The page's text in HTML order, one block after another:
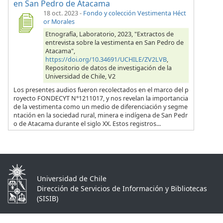
en San Pedro de Atacama
18 oct. 2023- Fondo y colección Vestimenta Héct
or Morales
Etnografía, Laboratorio, 2023, "Extractos de
entrevista sobre la vestimenta en San Pedro de
Atacama",
https://doi.org/10.34691/UCHILE/ZV2LVB,
Repositorio de datos de investigación de la
Universidad de Chile, V2
Los presentes audios fueron recolectados en el marco del p
royecto FONDECYT N°1211017, y nos revelan la importancia
de la vestimenta como un medio de diferenciación y segme
ntación en la sociedad rural, minera e indígena de San Pedr
o de Atacama durante el siglo XX. Estos registros...
Universidad de Chile
Dirección de Servicios de Información y Bibliotecas
(SISIB)